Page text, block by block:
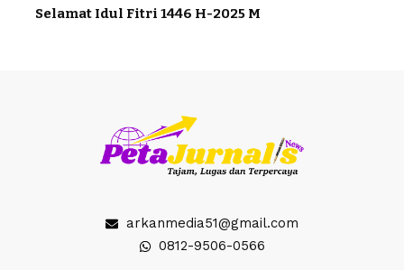
Selamat Idul Fitri 1446 H-2025 M
arkanmedia51@gmail.com
0812-9506-0566